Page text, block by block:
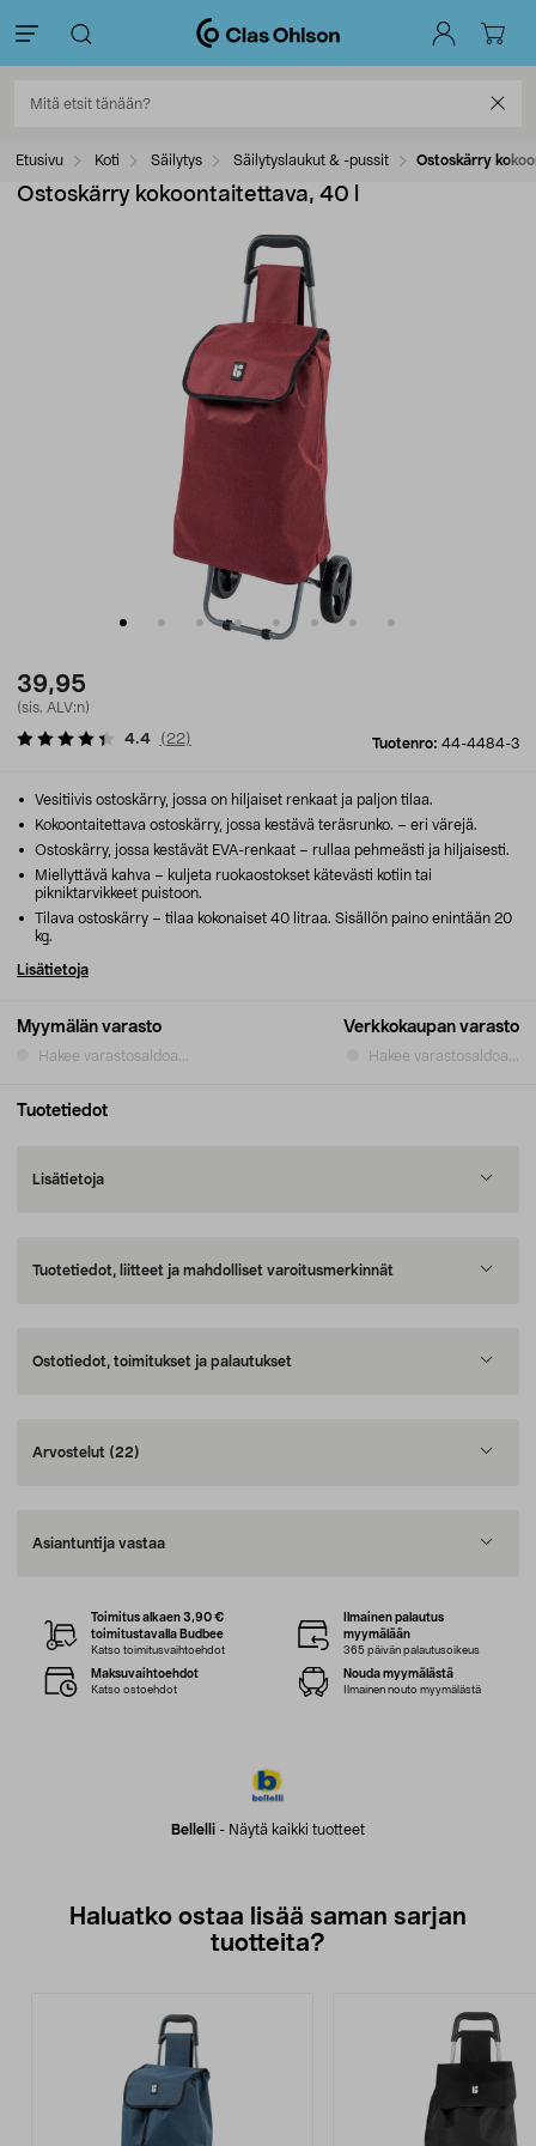
Etusivu Koti Säilytys Säilytyslaukut & -pussit Ostoskärry
Ostoskärry kokoontaitettava, 40 l
39,95
(sis. ALV:n)
Tuotenro: 44-4484-3
4.4 ( 22)
Myymälän varasto
Hakee varastosaldoa...
Verkkokaupan varasto
Hakee varastosaldoa...
Vesitiivis ostoskärry, jossa on hiljaiset renkaat ja paljon tilaa.
Kokoontaitettava ostoskärry, jossa kestävä teräsrunko. – eri värejä.
Ostoskärry, jossa kestävät EVA-renkaat – rullaa pehmeästi ja hiljaisesti.
Miellyttävä kahva – kuljeta ruokaostokset kätevästi kotiin tai
pikniktarvikkeet puistoon.
Tilava ostoskärry – tilaa kokonaiset 40 litraa. Sisällön paino enintään 20
kg.
Lisätietoja
Tuotetiedot
Lisätietoja
Tuotetiedot, liitteet ja mahdolliset varoitusmerkinnät
Ostotiedot, toimitukset ja palautukset
Arvostelut (22)
Asiantuntija vastaa
Bellelli - Näytä kaikki tuotteet
Toimitus alkaen 3,90 €
toimitustavalla Budbee
Katso toimitusvaihtoehdot
Ilmainen palautus
myymälään
365 päivän palautusoikeus
Maksuvaihtoehdot
Katso ostoehdot
Nouda myymälästä
Ilmainen nouto myymälästä
Haluatko ostaa lisää saman sarjan
tuotteita?